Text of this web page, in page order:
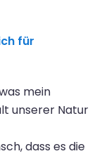
für
mein
unserer Natur
dass es die